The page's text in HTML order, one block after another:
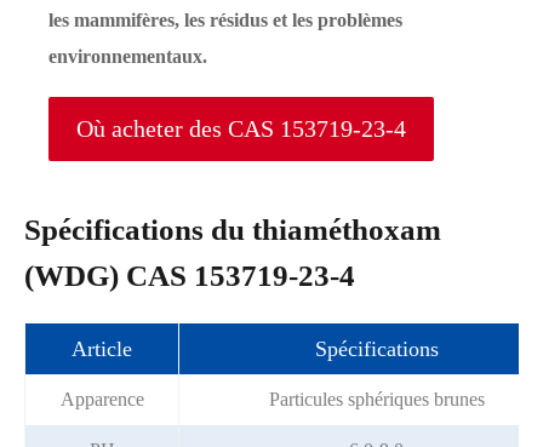
les mammifères, les résidus et les problèmes
environnementaux.
Où acheter des CAS 153719-23-4
Spécifications du thiaméthoxam
(WDG) CAS 153719-23-4
Article Spécifications
Apparence Particules sphériques brunes